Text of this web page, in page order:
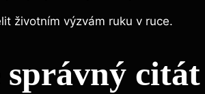
životním výzvám ruku v ruce.